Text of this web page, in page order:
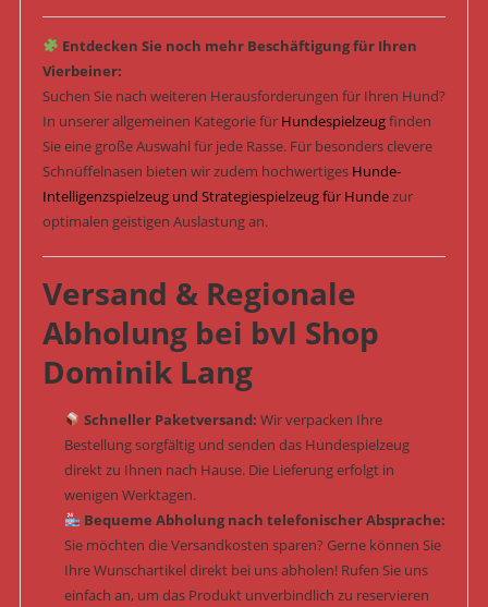
Entdecken Sie noch mehr Beschäftigung für Ihren
Vierbeiner:
Suchen Sie nach weiteren Herausforderungen für Ihren Hund?
In unserer allgemeinen Kategorie für Hundespielzeugfinden
Sie eine große Auswahl für jede Rasse. Für besonders clevere
Schnüffelnasen bieten wir zudem hochwertiges Hunde-
Intelligenzspielzeug und Strategiespielzeug für Hundezur
optimalen geistigen Auslastung an.
Versand & Regionale
Abholung bei bvl Shop
Dominik Lang
Schneller Paketversand: Wir verpacken Ihre
Bestellung sorgfältig und senden das Hundespielzeug
direkt zu Ihnen nach Hause. Die Lieferung erfolgt in
wenigen Werktagen.
Bequeme Abholung nach telefonischer Absprache:
Sie möchten die Versandkosten sparen? Gerne können Sie
Ihre Wunschartikel direkt bei uns abholen! Rufen Sie uns
einfach an, um das Produkt unverbindlich zu reservieren